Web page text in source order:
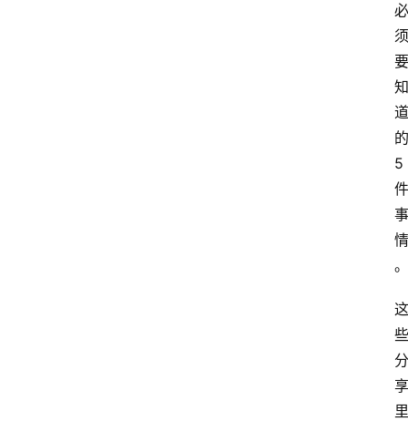
必
须
要
知
道
的
5
件
事
情
。
这
些
分
享
里